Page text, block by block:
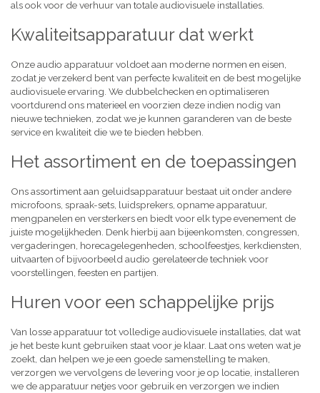
als ook voor de verhuur van totale audiovisuele installaties.
Kwaliteitsapparatuur dat werkt
Onze audio apparatuur voldoet aan moderne normen en eisen,
zodat je verzekerd bent van perfecte kwaliteit en de best mogelijke
audiovisuele ervaring. We dubbelchecken en optimaliseren
voortdurend ons materieel en voorzien deze indien nodig van
nieuwe technieken, zodat we je kunnen garanderen van de beste
service en kwaliteit die we te bieden hebben.
Het assortiment en de toepassingen
Ons assortiment aan geluidsapparatuur bestaat uit onder andere
microfoons, spraak-sets, luidsprekers, opname apparatuur,
mengpanelen en versterkers en biedt voor elk type evenement de
juiste mogelijkheden. Denk hierbij aan bijeenkomsten, congressen,
vergaderingen, horecagelegenheden, schoolfeestjes, kerkdiensten,
uitvaarten of bijvoorbeeld audio gerelateerde techniek voor
voorstellingen, feesten en partijen.
Huren voor een schappelijke prijs
Van losse apparatuur tot volledige audiovisuele installaties, dat wat
je het beste kunt gebruiken staat voor je klaar. Laat ons weten wat je
zoekt, dan helpen we je een goede samenstelling te maken,
verzorgen we vervolgens de levering voor je op locatie, installeren
we de apparatuur netjes voor gebruik en verzorgen we indien